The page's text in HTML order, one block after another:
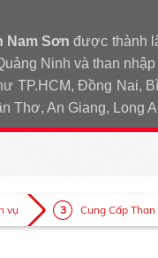
Nam Sơnđược thành
Ninh và than
TP.HCM, Đồng Nai,
Thơ, An Giang, Long
vụ Cung Cấp